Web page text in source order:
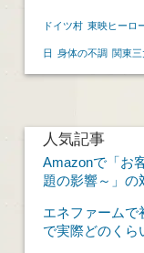
ドイツ村 東映ヒーロ
日 身体の不調 関東三
人気記事
Amazonで「お
題の影響～」の
エネファームで
で実際どのくら